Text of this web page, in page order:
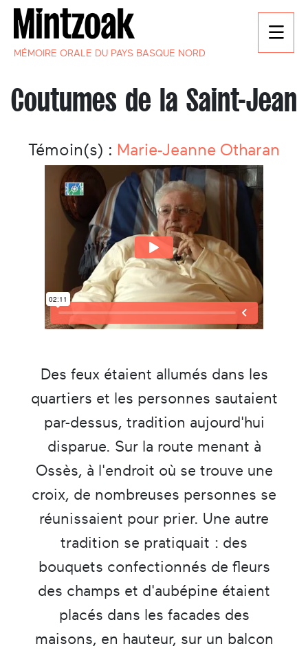
MÉMOIRE ORALE DU PAYS BASQUE NORD
Coutumes de la Saint-Jean
Témoin(s) : Marie-Jeanne Otharan
Des feux étaient allumés dans les
quartiers et les personnes sautaient
par-dessus, tradition aujourd'hui
disparue. Sur la route menant à
Ossès, à l'endroit où se trouve une
croix, de nombreuses personnes se
réunissaient pour prier. Une autre
tradition se pratiquait : des
bouquets confectionnés de fleurs
des champs et d'aubépine étaient
placés dans les facades des
maisons, en hauteur, sur un balcon